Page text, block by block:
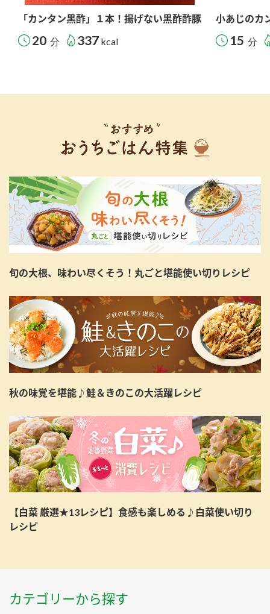
「カンタン黒酢」１本！揚げない黒酢酢豚
20 分 337 kcal
小あじのカ
15 分
旬の大根、味わい尽くそう！丸ごと堪能使い切りレシピ
秋の味覚を堪能♪鮭＆きのこの大活躍レシピ
【白菜 厳選★13レシピ】食感も楽しめる♪白菜使い切り
レシピ
カテゴリーから探す